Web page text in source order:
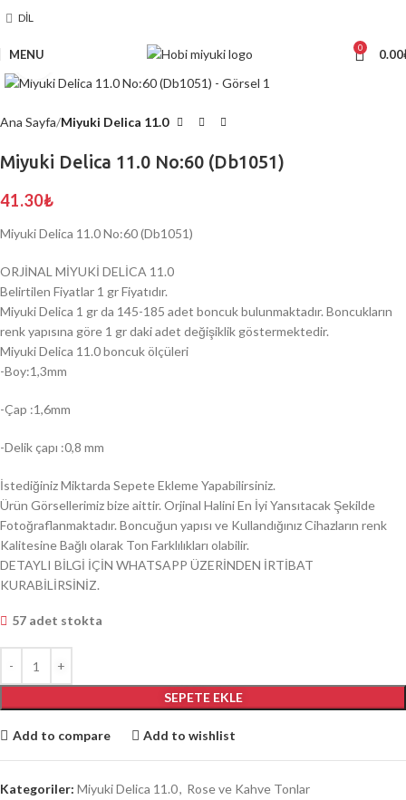
DIL
MENU 0 0.00
Ana Sayfa Miyuki Delica 11.0
Miyuki Delica 11.0 No:60 (Db1051)
41.30₺
Miyuki Delica 11.0 No:60 (Db1051)
ORJİNAL MİYUKİ DELİCA 11.0
Belirtilen Fiyatlar 1 gr Fiyatıdır.
Miyuki Delica 1 gr da 145-185 adet boncuk bulunmaktadır. Boncukların
renk yapısına göre 1 gr daki adet değişiklik göstermektedir.
Miyuki Delica 11.0 boncuk ölçüleri
-Boy:1,3mm
-Çap :1,6mm
-Delik çapı :0,8 mm
İstediğiniz Miktarda Sepete Ekleme Yapabilirsiniz.
Ürün Görsellerimiz bize aittir. Orjinal Halini En İyi Yansıtacak Şekilde
Fotoğraflanmaktadır. Boncuğun yapısı ve Kullandığınız Cihazların renk
Kalitesine Bağlı olarak Ton Farklılıkları olabilir.
DETAYLI BİLGİ İÇİN WHATSAPP ÜZERİNDEN İRTİBAT
KURABİLİRSİNİZ.
57 adet stokta
SEPETE EKLE
Add to compare Add to wishlist
Kategoriler: Miyuki Delica 11.0, Rose ve Kahve Tonlar